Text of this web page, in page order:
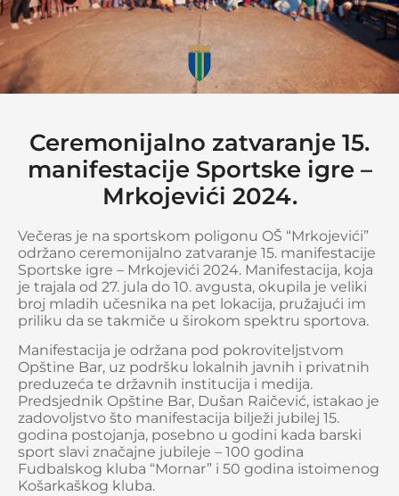
Ceremonijalno zatvaranje 15.
manifestacije Sportske igre –
Mrkojevići 2024.
Večeras je na sportskom poligonu OŠ “Mrkojevići”
održano ceremonijalno zatvaranje 15. manifestacije
Sportske igre – Mrkojevići 2024. Manifestacija, koja
je trajala od 27. jula do 10. avgusta, okupila je veliki
broj mladih učesnika na pet lokacija, pružajući im
priliku da se takmiče u širokom spektru sportova.
Manifestacija je održana pod pokroviteljstvom
Opštine Bar, uz podršku lokalnih javnih i privatnih
preduzeća te državnih institucija i medija.
Predsjednik Opštine Bar, Dušan Raičević, istakao je
zadovoljstvo što manifestacija bilježi jubilej 15.
godina postojanja, posebno u godini kada barski
sport slavi značajne jubileje – 100 godina
Fudbalskog kluba “Mornar” i 50 godina istoimenog
Košarkaškog kluba.